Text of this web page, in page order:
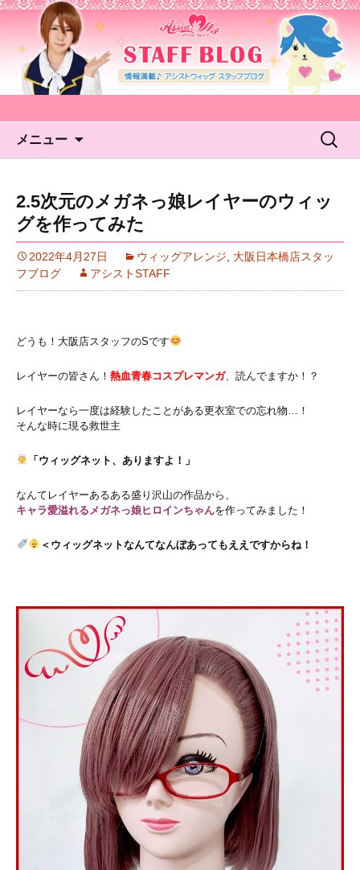
アシストウィッグ STAFF
BLOG
メニュー
検
2.5次元のメガネっ娘レイヤーのウィッ
グを作ってみた
2022年4月27日 ウィッグアレンジ
大阪日本橋店スタッ
フブログ
アシストSTAFF
どうも！大阪店スタッフのSです
レイヤーの皆さん！ 熱血青春コスプレマンガ、読んでますか！？
レイヤーなら一度は経験したことがある更衣室での忘れ物…！
そんな時に現る救世主
「ウィッグネット、ありますよ！」
なんてレイヤーあるある盛り沢山の作品から、
キャラ愛溢れるメガネっ娘ヒロインちゃんを作ってみました！
＜ウィッグネットなんてなんぼあってもええですからね！